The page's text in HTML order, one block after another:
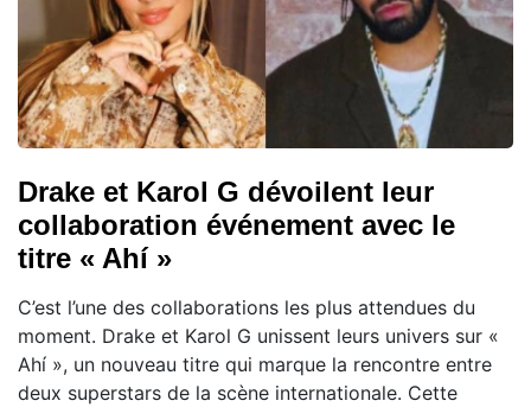
Drake et Karol G dévoilent leur
collaboration événement avec le
titre « Ahí »
C’est l’une des collaborations les plus attendues du
moment. Drake et Karol G unissent leurs univers sur «
Ahí », un nouveau titre qui marque la rencontre entre
deux superstars de la scène internationale. Cette